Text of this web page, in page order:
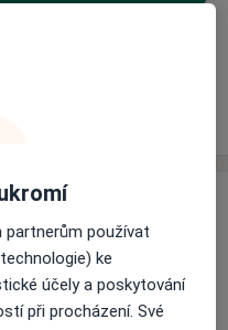
termín
nejsou k dispozici
žádné informace o
partnerům používat
ke
účely a poskytování
při procházení. Své